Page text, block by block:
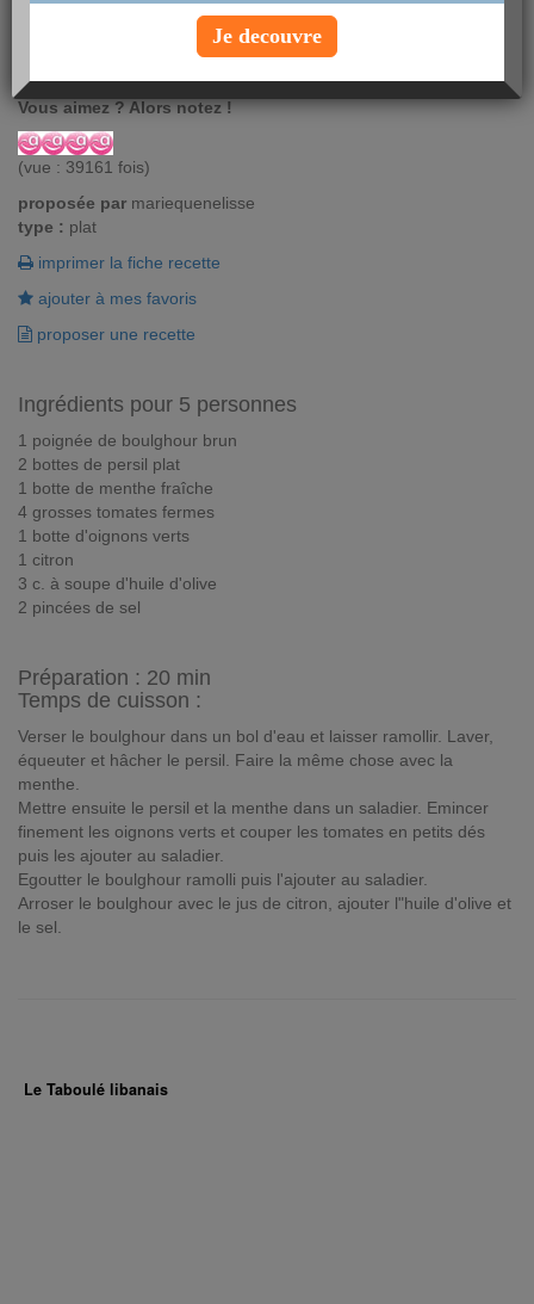
Si vous avez envie de voyager, essayez donc cette recette
minceur de taboulé libanais. Ca change du taboulé habituel et
Vous aimez ? Alors notez !
(vue : 39161 fois)
proposée par mariequenelisse
type : plat
imprimer la fiche recette
ajouter à mes favoris
proposer une recette
Ingrédients pour 5 personnes
1 poignée de boulghour brun
2 bottes de persil plat
1 botte de menthe fraîche
4 grosses tomates fermes
1 botte d'oignons verts
1 citron
3 c. à soupe d'huile d'olive
2 pincées de sel
Préparation : 20 min
Temps de cuisson :
Verser le boulghour dans un bol d'eau et laisser ramollir. Laver,
équeuter et hâcher le persil. Faire la même chose avec la
menthe.
Mettre ensuite le persil et la menthe dans un saladier. Emincer
finement les oignons verts et couper les tomates en petits dés
puis les ajouter au saladier.
Egoutter le boulghour ramolli puis l'ajouter au saladier.
Arroser le boulghour avec le jus de citron, ajouter l"huile d'olive et
le sel.
Le Taboulé libanais
Je decouvre